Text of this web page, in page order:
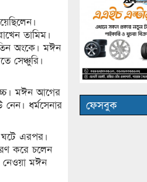
তামিম।
অংকে। মঈন
সেঞ্চুরি।
মঈন আগের
ধর্মসেনার
ঘটে এরপর।
করে চলেন
নেওয়া মঈন
ফেসবুক